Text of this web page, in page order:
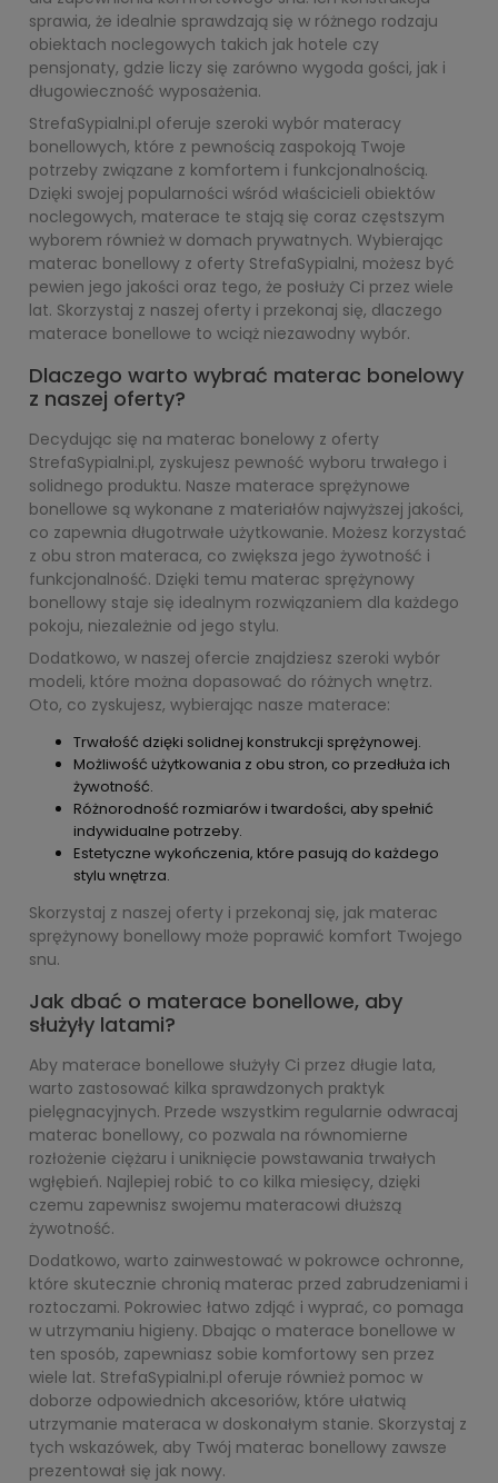
sprawia, że idealnie sprawdzają się w różnego rodzaju
obiektach noclegowych takich jak hotele czy
pensjonaty, gdzie liczy się zarówno wygoda gości, jak i
długowieczność wyposażenia.
StrefaSypialni.pl oferuje szeroki wybór materacy
bonellowych, które z pewnością zaspokoją Twoje
potrzeby związane z komfortem i funkcjonalnością.
Dzięki swojej popularności wśród właścicieli obiektów
noclegowych, materace te stają się coraz częstszym
wyborem również w domach prywatnych. Wybierając
materac bonellowy z oferty StrefaSypialni, możesz być
pewien jego jakości oraz tego, że posłuży Ci przez wiele
lat. Skorzystaj z naszej oferty i przekonaj się, dlaczego
materace bonellowe to wciąż niezawodny wybór.
Dlaczego warto wybrać materac bonelowy
z naszej oferty?
Decydując się na materac bonelowy z oferty
StrefaSypialni.pl, zyskujesz pewność wyboru trwałego i
solidnego produktu. Nasze materace sprężynowe
bonellowe są wykonane z materiałów najwyższej jakości,
co zapewnia długotrwałe użytkowanie. Możesz korzystać
z obu stron materaca, co zwiększa jego żywotność i
funkcjonalność. Dzięki temu materac sprężynowy
bonellowy staje się idealnym rozwiązaniem dla każdego
pokoju, niezależnie od jego stylu.
Dodatkowo, w naszej ofercie znajdziesz szeroki wybór
modeli, które można dopasować do różnych wnętrz.
Oto, co zyskujesz, wybierając nasze materace:
Trwałość dzięki solidnej konstrukcji sprężynowej.
Możliwość użytkowania z obu stron, co przedłuża ich
żywotność.
Różnorodność rozmiarów i twardości, aby spełnić
indywidualne potrzeby.
Estetyczne wykończenia, które pasują do każdego
stylu wnętrza.
Skorzystaj z naszej oferty i przekonaj się, jak materac
sprężynowy bonellowy może poprawić komfort Twojego
snu.
Jak dbać o materace bonellowe, aby
służyły latami?
Aby materace bonellowe służyły Ci przez długie lata,
warto zastosować kilka sprawdzonych praktyk
pielęgnacyjnych. Przede wszystkim regularnie odwracaj
materac bonellowy, co pozwala na równomierne
rozłożenie ciężaru i uniknięcie powstawania trwałych
wgłębień. Najlepiej robić to co kilka miesięcy, dzięki
czemu zapewnisz swojemu materacowi dłuższą
żywotność.
Dodatkowo, warto zainwestować w pokrowce ochronne,
które skutecznie chronią materac przed zabrudzeniami i
roztoczami. Pokrowiec łatwo zdjąć i wyprać, co pomaga
w utrzymaniu higieny. Dbając o materace bonellowe w
ten sposób, zapewniasz sobie komfortowy sen przez
wiele lat. StrefaSypialni.pl oferuje również pomoc w
doborze odpowiednich akcesoriów, które ułatwią
utrzymanie materaca w doskonałym stanie. Skorzystaj z
tych wskazówek, aby Twój materac bonellowy zawsze
prezentował się jak nowy.